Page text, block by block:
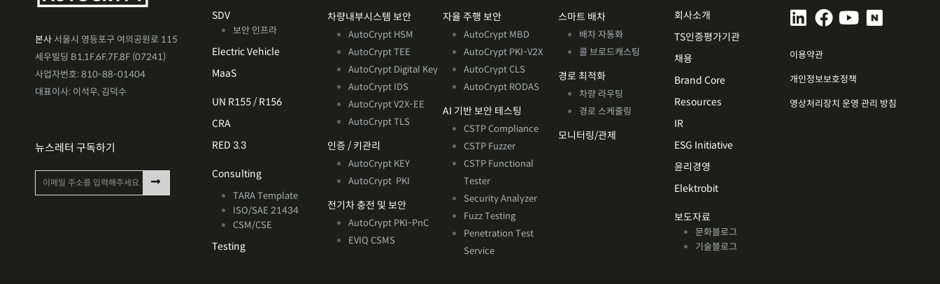
본사 서울시 영등포구 여의공원로 115
세우빌딩 B1,1F,6F,7F,8F (07241)
사업자번호: 810-88-01404
대표이사: 이석우, 김덕수
뉴스레터 구독하기
SDV
보안 인프라
Electric Vehicle
MaaS
UN R155 / R156
CRA
RED 3.3
Consulting
TARA Template
ISO/SAE 21434
CSM/CSE
Testing
차량내부시스템 보안
AutoCrypt HSM
AutoCrypt TEE
AutoCrypt Digital Key
AutoCrypt IDS
AutoCrypt V2X-EE
AutoCrypt TLS
인증 / 키관리
AutoCrypt KEY
AutoCrypt PKI
전기차 충전 및 보안
AutoCrypt PKI-PnC
EVIQ CSMS
자율 주행 보안
AutoCrypt MBD
AutoCrypt PKI-V2X
AutoCrypt CLS
AutoCrypt RODAS
AI 기반보안 테스팅
CSTP Compliance
CSTP Fuzzer
CSTP Functional
Tester
Security Analyzer
Fuzz Testing
Penetration Test
Service
스마트 배차
배차 자동화
콜 브로드캐스팅
경로 최적화
차량 라우팅
경로 스케줄링
모니터링/관제
회사소개
TS인증평가기관
채용
Brand Core
Resources
IR
ESG Initiative
윤리경영
Elektrobit
보도자료
문화블로그
기술블로그
이용약관
개인정보보호정책
영상처리장치 운영 관리 방침